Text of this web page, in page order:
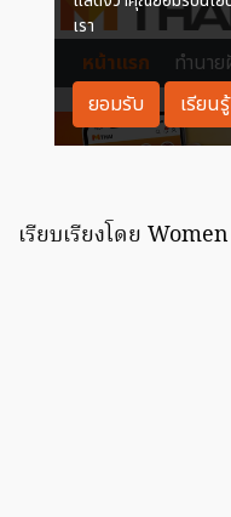
เรียบเรียงโดย